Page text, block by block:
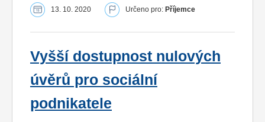
13. 10. 2020 Určeno pro: Příjemce
Vyšší dostupnost nulových
úvěrů pro sociální
podnikatele